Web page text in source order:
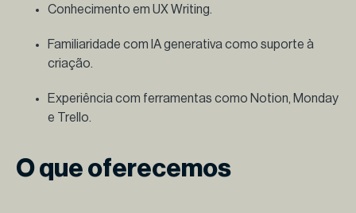
Conhecimento em UX Writing.
Familiaridade com IA generativa como suporte à
criação.
Experiência com ferramentas como Notion, Monday
e Trello.
O que oferecemos